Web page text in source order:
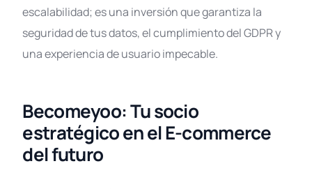
escalabilidad; es una inversión que garantiza la
seguridad de tus datos, el cumplimiento del GDPR y
una experiencia de usuario impecable.
Becomeyoo: Tu socio
estratégico en el E-commerce
del futuro